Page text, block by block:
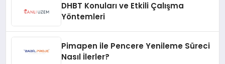
DHBT Konuları ve Etkili Çalışma
Yöntemleri
Pimapen ile Pencere Yenileme Süreci
Nasıl İlerler?